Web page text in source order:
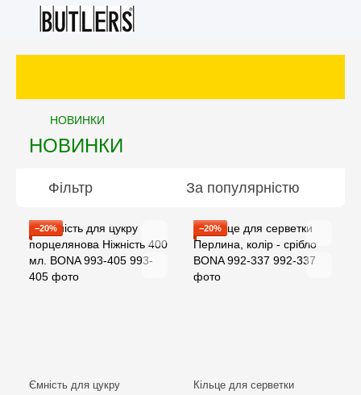
НОВИНКИ
НОВИНКИ
Фільтр За популярністю
−20%
Ємність для цукру
−20%
Кільце для серветки